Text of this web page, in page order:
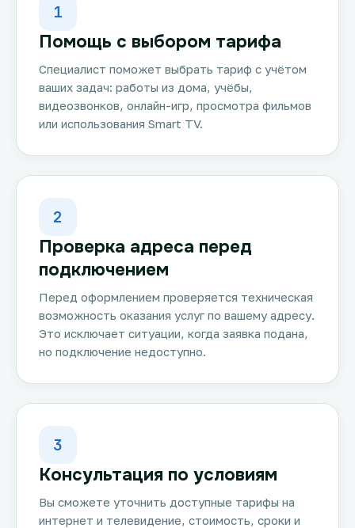
1
Помощь с выбором тарифа
Специалист поможет выбрать тариф с учётом
ваших задач: работы из дома, учёбы,
видеозвонков, онлайн-игр, просмотра фильмов
или использования Smart TV.
2
Проверка адреса перед
подключением
Перед оформлением проверяется техническая
возможность оказания услуг по вашему адресу.
Это исключает ситуации, когда заявка подана,
но подключение недоступно.
3
Консультация по условиям
Вы сможете уточнить доступные тарифы на
интернет и телевидение, стоимость, сроки и